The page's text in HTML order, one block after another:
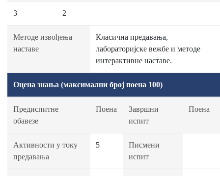
3 2
Методе извођења
наставе
Класична предавања,
лабораторијске вежбе и методе
интерактивне наставе.
Оцена знања (максимални број поена 100)
Предиспитне
обавезе
Поена
Завршни
испит
Поена
Активности у току
предавања
5
Писмени
испит